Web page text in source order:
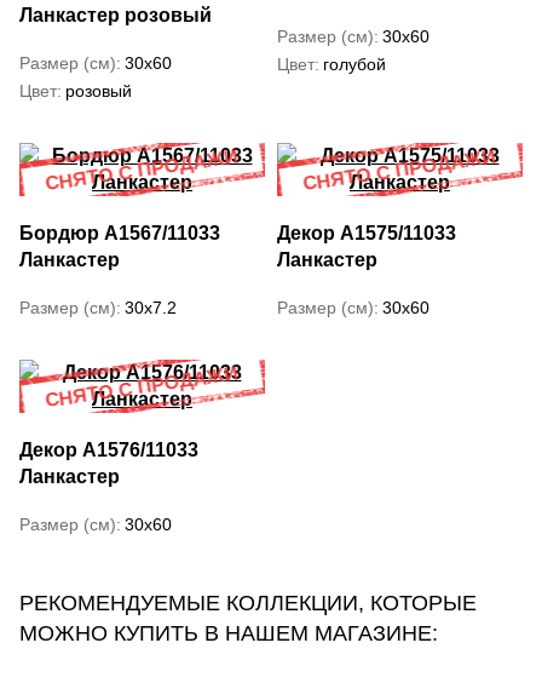
Ланкастер розовый
Размер (см) 30x60
Цвет розовый
Размер (см) 30x60
Цвет голубой
Бордюр A1567/11033
Ланкастер
Размер (см) 30x7.2
Декор A1575/11033
Ланкастер
Размер (см) 30x60
Декор A1576/11033
Ланкастер
Размер (см) 30x60
РЕКОМЕНДУЕМЫЕ КОЛЛЕКЦИИ, КОТОРЫЕ
МОЖНО КУПИТЬ В НАШЕМ МАГАЗИНЕ: